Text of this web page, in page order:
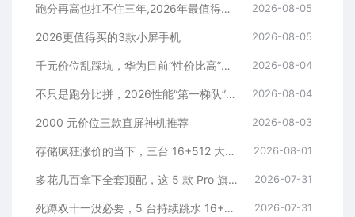
跑分再高也扛不住三年,2026年最值得长期用的5款手机 2026-08-05
2026更值得买的3款小屏手机 2026-08-05
千元价位乱踩坑，华为目前“性价比高”的3款手机 2026-08-04
不只是跑分比拼，2026性能“第一梯队”的旗舰手机 2026-08-04
2000 元价位三款直屏神机推荐 2026-08-03
存储疯狂涨价的当下，三台 16+512 大存储旗舰，一步告别清内存内耗 2026-08-01
多花几百拿下全套顶配，这 5 款 Pro 旗舰，一步到位用好多年 2026-07-31
死蹲双十一没必要，5 台持续跳水 16+512 机型，一步稳用五年 2026-07-31